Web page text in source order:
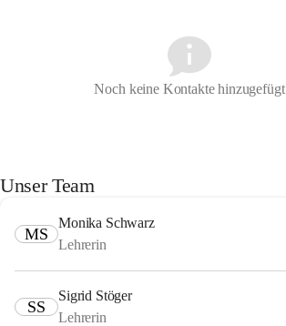
Noch keine Kontakte hinzugefügt
Unser Team
MS
Monika Schwarz
Lehrerin
SS
Sigrid Stöger
Lehrerin